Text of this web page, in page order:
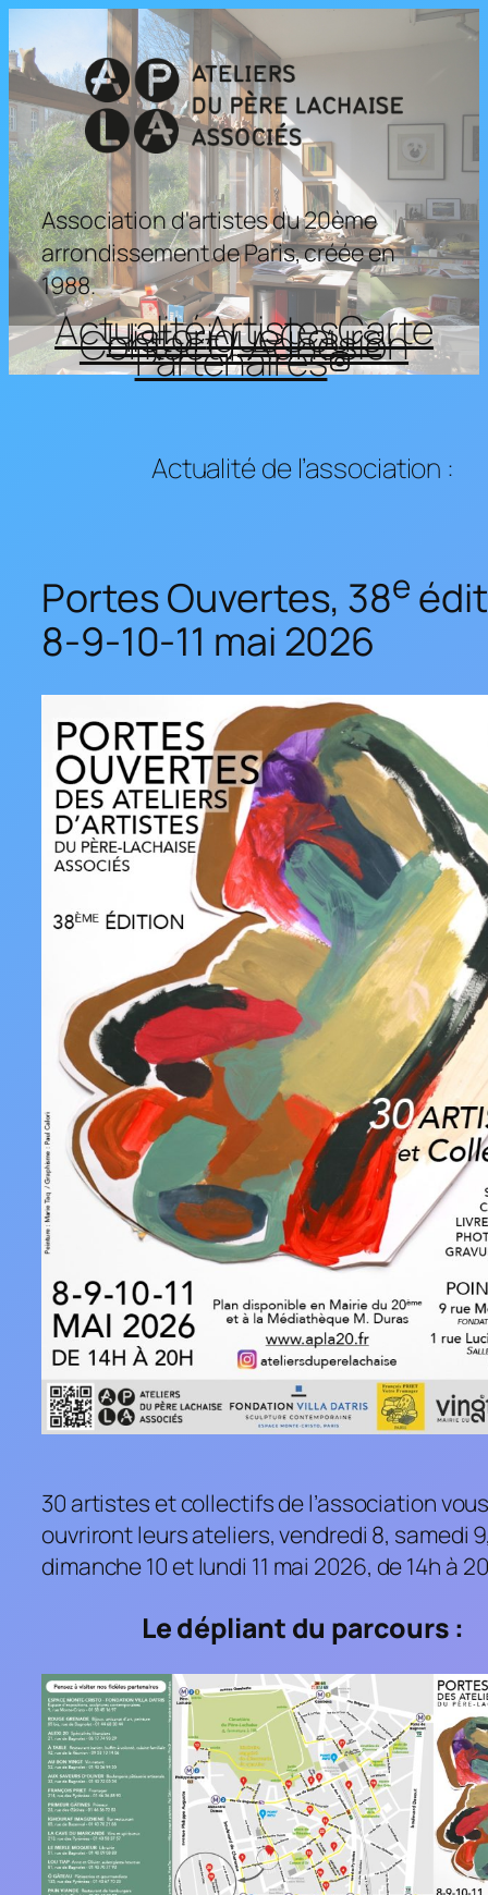
au
contenu
Association d'artistes du 20ème
arrondissement de Paris, créée en
1988.
ActualitéArtistesCarte
HistoriqueCours
Contact / Adhésion
PartenairesInstagram
Actualité de l’association :
Portes Ouvertes, 38e
8-9-10-11 mai 2026
30 artistes et collectifs de l’association
ouvriront leurs ateliers, vendredi 8, samedi
dimanche 10 et lundi 11 mai 2026, de 14h à
Le dépliant du parcours :